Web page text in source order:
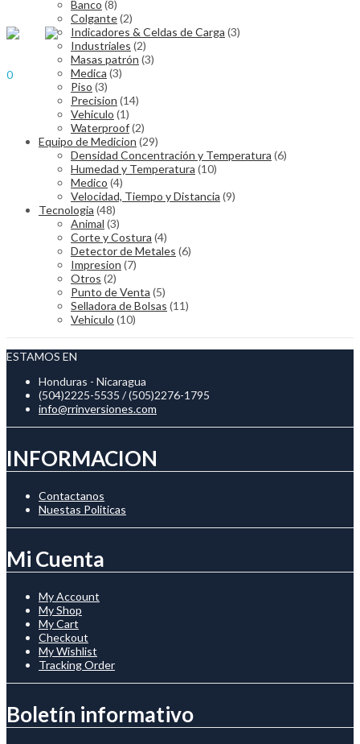
Sign In
0
Banco (8)
Colgante(2)
Indicadores & Celdas de Carga (3)
Industriales (2)
Masas patrón (3)
Medica (3)
Piso (3)
Precision (14)
Vehiculo (1)
Waterproof(2)
Equipo de Medicion (29)
Densidad Concentración y Temperatura (6)
Humedad y Temperatura (10)
Medico (4)
Velocidad, Tiempo y Distancia (9)
Tecnologia (48)
Animal (3)
Corte y Costura (4)
Detector de Metales (6)
Impresion (7)
Otros (2)
Punto de Venta (5)
Selladora de Bolsas (11)
Vehiculo (10)
ESTAMOS EN
Honduras - Nicaragua
(504)2225-5535 / (505)2276-1795
info@rrinversiones.com
INFORMACION
Contactanos
Nuestas Politicas
Mi Cuenta
My Account
My Shop
My Cart
Checkout
My Wishlist
Tracking Order
Boletín informativo